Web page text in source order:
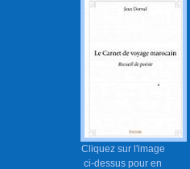
Cliquez sur l'image
ci-dessus pour en